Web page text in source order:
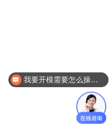
我要开模需要怎么操作？